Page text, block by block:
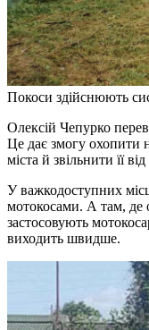
Покоси здійснюють
Олексій Чепурко
Це дає змогу охопити
міста й звільнити її
У важкодоступних
мотокосами. А там, де
застосовують
виходить швидше.